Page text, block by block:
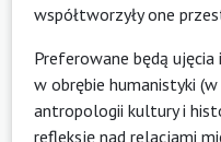
współtworzyły one
Preferowane będą
w obrębie humanistyki
antropologii kultury i
refleksję nad relacjami